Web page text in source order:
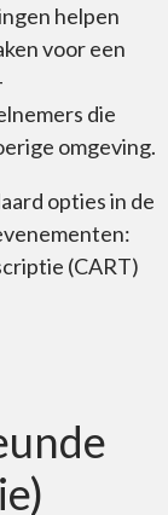
helpen
voor een
die
omgeving.
opties in de
(CART)